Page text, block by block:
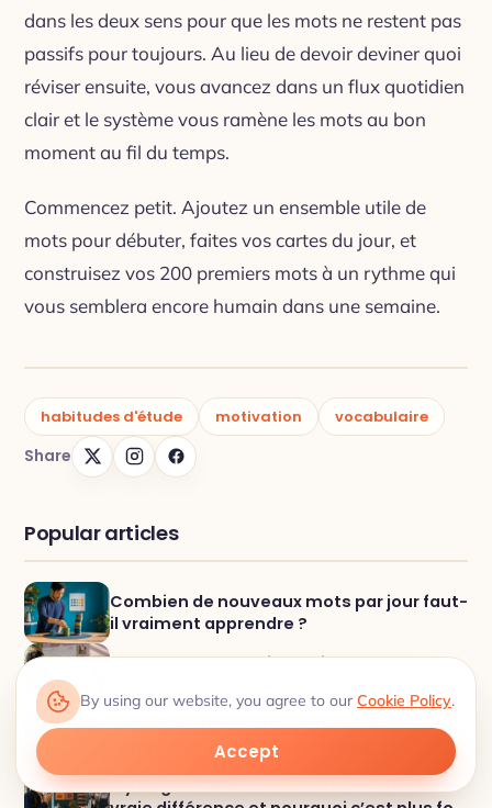
dans les deux sens pour que les mots ne restent pas
passifs pour toujours. Au lieu de devoir deviner quoi
réviser ensuite, vous avancez dans un flux quotidien
clair et le système vous ramène les mots au bon
moment au fil du temps.
Commencez petit. Ajoutez un ensemble utile de
mots pour débuter, faites vos cartes du jour, et
construisez vos 200 premiers mots à un rythme qui
vous semblera encore humain dans une semaine.
habitudes d'étude motivation vocabulaire
Share
Popular articles
Combien de nouveaux mots par jour faut-
il vraiment apprendre ?
La courbe de l’oubli d’Ebbinghaus, la
aide vraiment à mémoriser les mots
Les cartes mémoire en deux sens:
comprendre, puis savoir le dire
My Lingua Cards vs les concurrents: la
By using our website, you agree to our Cookie Policy.
Accept